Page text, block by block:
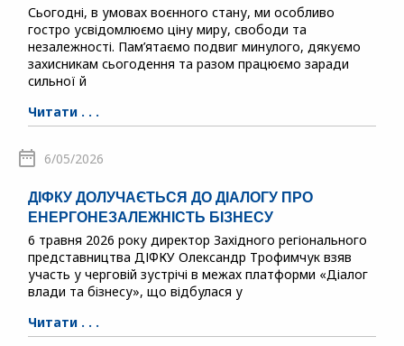
Сьогодні, в умовах воєнного стану, ми особливо
гостро усвідомлюємо ціну миру, свободи та
незалежності. Пам’ятаємо подвиг минулого, дякуємо
захисникам сьогодення та разом працюємо заради
сильної й
Читати . . .
6/05/2026
ДІФКУ ДОЛУЧАЄТЬСЯ ДО ДІАЛОГУ ПРО
ЕНЕРГОНЕЗАЛЕЖНІСТЬ БІЗНЕСУ
6 травня 2026 року директор Західного регіонального
представництва ДІФКУ Олександр Трофимчук взяв
участь у черговій зустрічі в межах платформи «Діалог
влади та бізнесу», що відбулася у
Читати . . .